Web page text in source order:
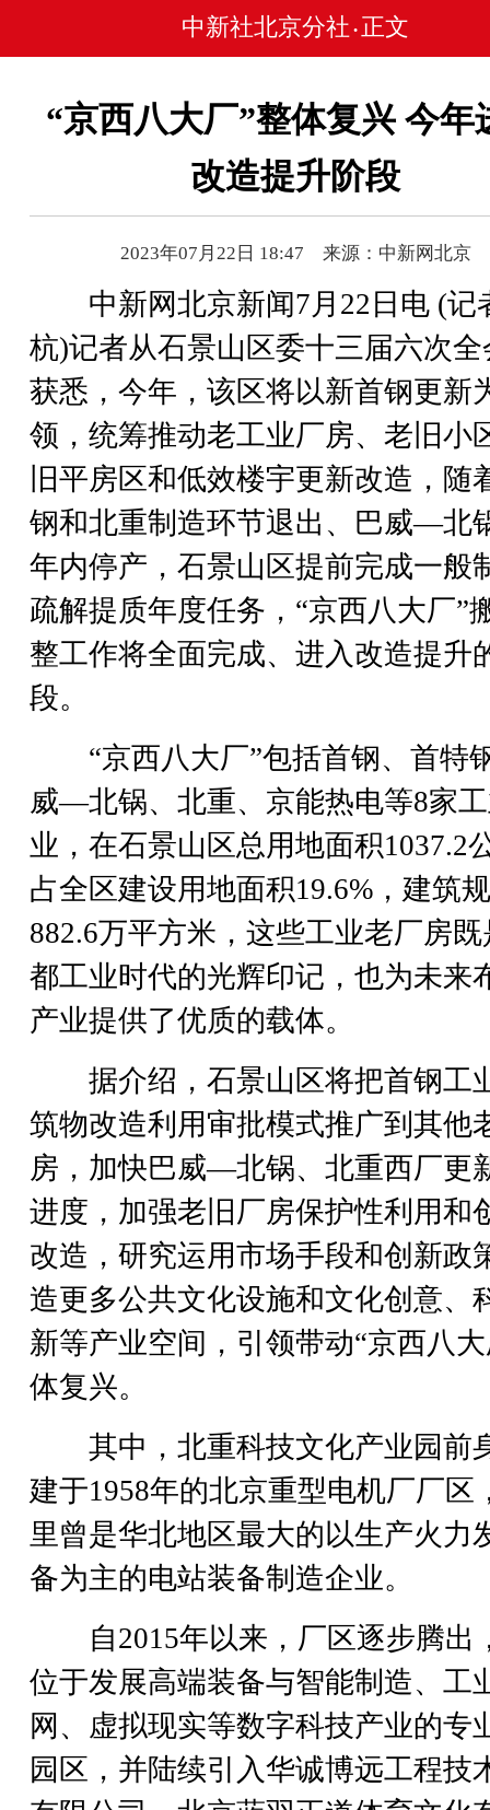
中新社北京分社 • 正文
“京西八大厂”整体复兴 今年
改造提升阶段
2023年07月22日 18:47 来源：中新网北京
中新网北京新闻7月22日电 (记
杭)记者从石景山区委十三届六次全
获悉，今年，该区将以新首钢更新
领，统筹推动老工业厂房、老旧小
旧平房区和低效楼宇更新改造，随
钢和北重制造环节退出、巴威—北
年内停产，石景山区提前完成一般
疏解提质年度任务，“京西八大厂”
整工作将全面完成、进入改造提升
段。
“京西八大厂”包括首钢、首特
威—北锅、北重、京能热电等8家
业，在石景山区总用地面积1037.2
占全区建设用地面积19.6%，建筑
882.6万平方米，这些工业老厂房既
都工业时代的光辉印记，也为未来
产业提供了优质的载体。
据介绍，石景山区将把首钢工
筑物改造利用审批模式推广到其他
房，加快巴威—北锅、北重西厂更
进度，加强老旧厂房保护性利用和
改造，研究运用市场手段和创新政
造更多公共文化设施和文化创意、
新等产业空间，引领带动“京西八
体复兴。
其中，北重科技文化产业园前
建于1958年的北京重型电机厂厂区
里曾是华北地区最大的以生产火力
备为主的电站装备制造企业。
自2015年以来，厂区逐步腾出
位于发展高端装备与智能制造、工
网、虚拟现实等数字科技产业的专
园区，并陆续引入华诚博远工程技